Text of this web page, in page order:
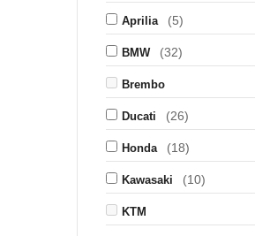
Aprilia (5)
BMW (32)
Brembo
Ducati (26)
Honda (18)
Kawasaki (10)
KTM